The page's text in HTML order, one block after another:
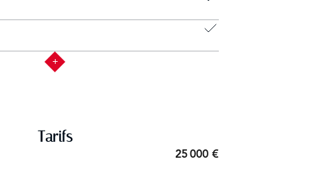
Tarifs
25 000 €